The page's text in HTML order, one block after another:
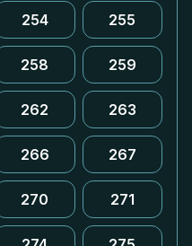
254 255
258 259
262 263
266 267
270 271